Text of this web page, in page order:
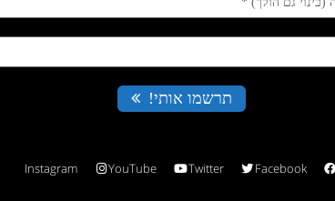
Facebook
Twitter
YouTube
Instagram